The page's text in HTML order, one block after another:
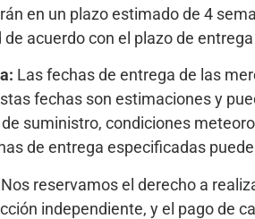
en un plazo estimado de 4
acuerdo con el plazo de
Las fechas de entrega de las
fechas son estimaciones y
suministro, condiciones
de entrega especificadas
reservamos el derecho a
independiente, y el pago de